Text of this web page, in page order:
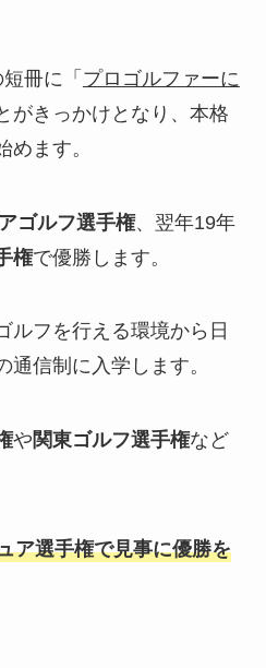
冊に「 プロゴルファーに
がきっかけとなり、本格
めます。
ゴルフ選手権、翌年19年
権で優勝します。
ルフを行える環境から日
信制に入学します。
や関東ゴルフ選手権など
ア選手権で見事に優勝を